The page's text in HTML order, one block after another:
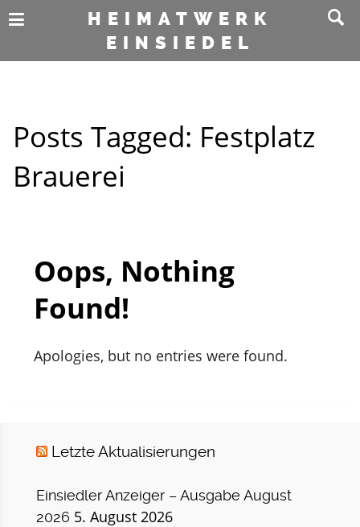
HEIMATWERK
EINSIEDEL
Posts Tagged: Festplatz
Brauerei
Oops, Nothing
Found!
Apologies, but no entries were found.
Letzte Aktualisierungen
Einsiedler Anzeiger – Ausgabe August
2026 5. August 2026